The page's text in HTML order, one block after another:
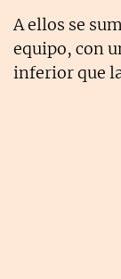
A ellos se
equipo, con
inferior que